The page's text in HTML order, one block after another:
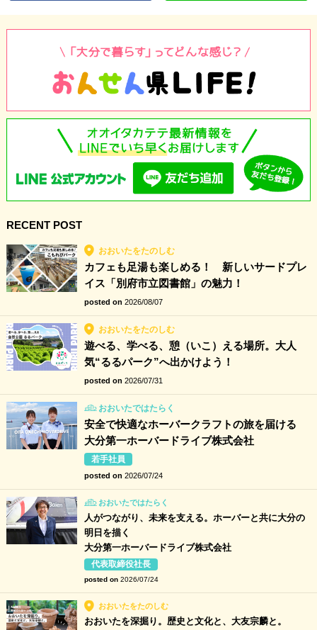
RECENT POST
おおいたをたのしむ
カフェも足湯も楽しめる！ 新しいサードプレ
イス「別府市立図書館」の魅力！
posted on 2026/08/07
おおいたをたのしむ
遊べる、学べる、憩（いこ）える場所。大人
気“るるパーク”へ出かけよう！
posted on 2026/07/31
おおいたではたらく
安全で快適なホーバークラフトの旅を届ける
大分第一ホーバードライブ株式会社
若手社員
posted on 2026/07/24
おおいたではたらく
人がつながり、未来を支える。ホーバーと共に大分の
明日を描く
大分第一ホーバードライブ株式会社
代表取締役社長
posted on 2026/07/24
おおいたをたのしむ
おおいたを深掘り。歴史と文化と、大友宗麟と。